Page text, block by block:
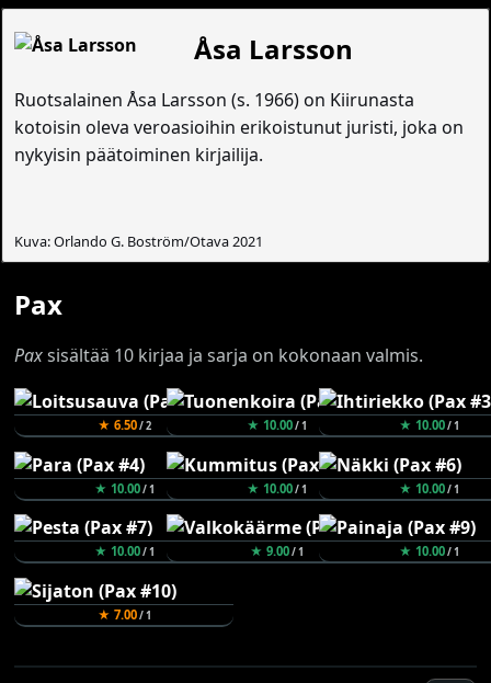
Åsa Larsson
Ruotsalainen Åsa Larsson (s. 1966) on Kiirunasta
kotoisin oleva veroasioihin erikoistunut juristi, joka on
nykyisin päätoiminen kirjailija.
Kuva: Orlando G. Boström/Otava 2021
Pax
Paxsisältää 10 kirjaa ja sarja on kokonaan valmis.
★ 6.50/ 2 ★ 10.00/ 1 ★ 10.00/ 1
★ 10.00/ 1 ★ 10.00/ 1 ★ 10.00/ 1
★ 10.00/ 1 ★ 9.00/ 1 ★ 10.00/ 1
★ 7.00/ 1